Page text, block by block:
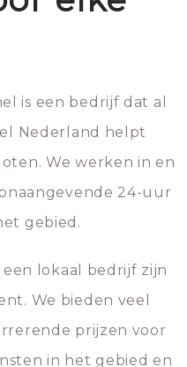
is een bedrijf dat al
Nederland helpt
We werken in en
24-uur
gebied.
lokaal bedrijf zijn
We bieden veel
prijzen voor
in het gebied en